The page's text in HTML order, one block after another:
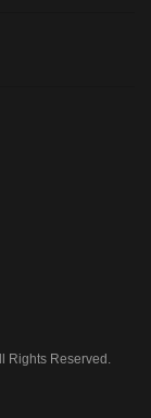
Rights Reserved.